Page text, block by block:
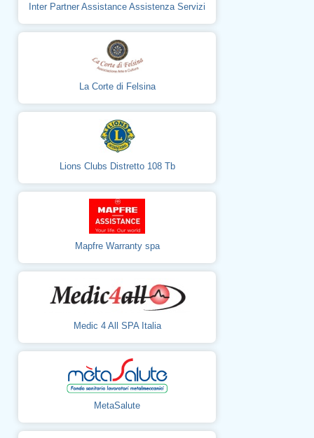
Inter Partner Assistance Assistenza Servizi
La Corte di Felsina
Lions Clubs Distretto 108 Tb
Mapfre Warranty spa
Medic 4 All SPA Italia
MetaSalute